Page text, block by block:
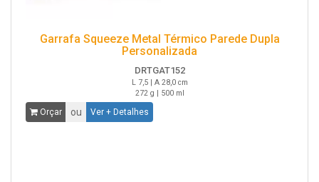
Garrafa Squeeze Metal Térmico Parede Dupla
Personalizada
DRTGAT152
L 7,5 | A 28,0 cm
272 g | 500 ml
Orçar ou Ver + Detalhes